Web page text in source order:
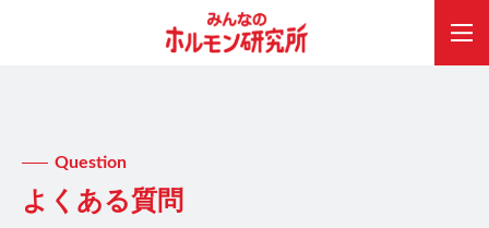
よくある質問
Question